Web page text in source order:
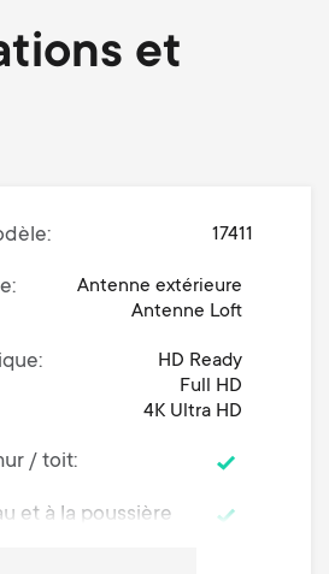
et
17411
Antenne extérieure
Antenne Loft
HD Ready
Full HD
4K Ultra HD
/ toit
et à la poussière